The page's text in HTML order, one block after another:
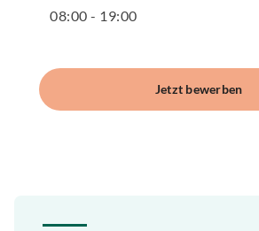
08:00 - 19:00
Jetzt bewerben